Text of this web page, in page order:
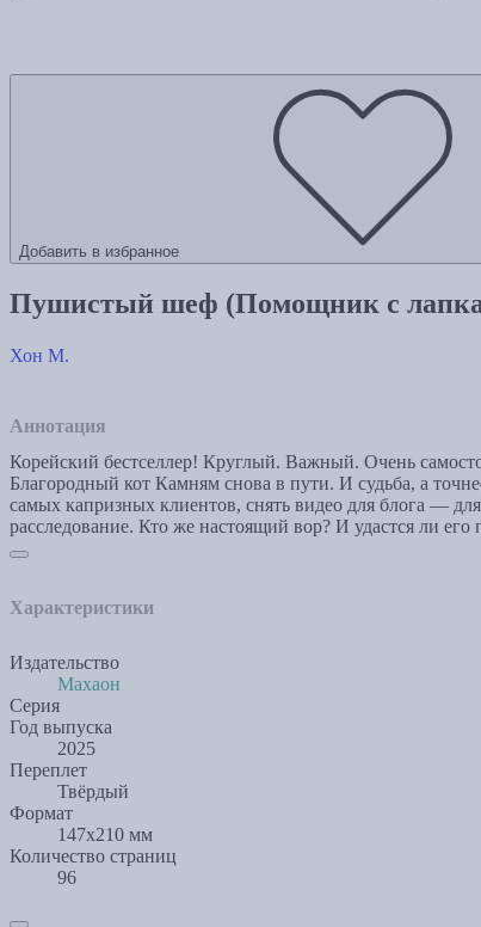
Добавить в избранное
Пушистый шеф (Помощник с
Хон М.
Аннотация
Корейский бестселлер! Круглый. Важный. Очень
Благородный кот Камням снова в пути. И судьба, а
самых капризных клиентов, снять видео для блога —
расследование. Кто же настоящий вор? И удастся ли его
Характеристики
Издательство
Махаон
Серия
Год выпуска
2025
Переплет
Твёрдый
Формат
147х210 мм
Количество страниц
96